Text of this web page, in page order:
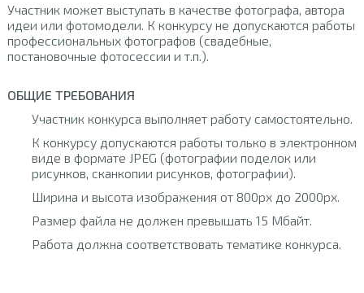
Участник может выступать в качестве фотографа, автора
идеи или фотомодели. К конкурсу не допускаются работы
профессиональных фотографов (свадебные,
постановочные фотосессии и т.п.).
ОБЩИЕ ТРЕБОВАНИЯ
Участник конкурса выполняет работу самостоятельно.
К конкурсу допускаются работы только в электронном
виде в формате JPEG (фотографии поделок или
рисунков, сканкопии рисунков, фотографии).
Ширина и высота изображения от 800px до 2000px.
Размер файла не должен превышать 15 Мбайт.
Работа должна соответствовать тематике конкурса.